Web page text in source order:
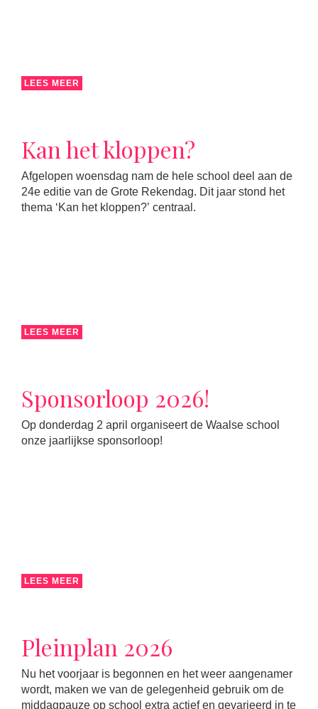
LEES MEER
Kan het kloppen?
Afgelopen woensdag nam de hele school deel aan de
24e editie van de Grote Rekendag. Dit jaar stond het
thema ‘Kan het kloppen?’ centraal.
LEES MEER
Sponsorloop 2026!
Op donderdag 2 april organiseert de Waalse school
onze jaarlijkse sponsorloop!
LEES MEER
Pleinplan 2026
Nu het voorjaar is begonnen en het weer aangenamer
wordt, maken we van de gelegenheid gebruik om de
middagpauze op school extra actief en gevarieerd in te